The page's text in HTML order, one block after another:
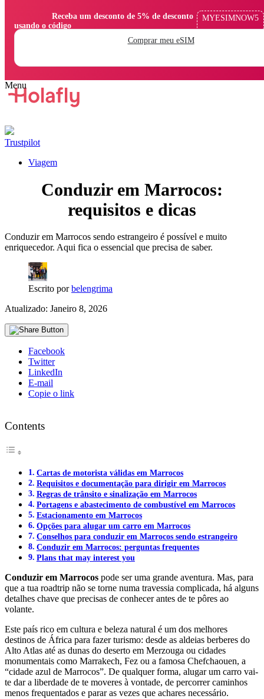
usando o código
MYESIMNOW5
Comprar meu eSIM
Trustpilot
Viagem
Conduzir em Marrocos:
requisitos e dicas
Conduzir em Marrocos sendo estrangeiro é possível e muito
enriquecedor. Aqui fica o essencial que precisa de saber.
Escrito porbelengrima
Atualizado: Janeiro 8, 2026
Facebook
Twitter
LinkedIn
E-mail
Copie o link
Contents
Cartas de motorista válidas em Marrocos
Requisitos e documentação para dirigir em Marrocos
Regras de trânsito e sinalização em Marrocos
Portagens e abastecimento de combustível em Marrocos
Estacionamento em Marrocos
Opções para alugar um carro em Marrocos
Conselhos para conduzir em Marrocos sendo estrangeiro
Conduzir em Marrocos: perguntas frequentes
Plans that may interest you
Conduzir em Marrocos pode ser uma grande aventura. Mas, para
que a tua roadtrip não se torne numa travessia complicada, há alguns
detalhes chave que precisas de conhecer antes de te pôres ao
volante.
Este país rico em cultura e beleza natural é um dos melhores
destinos de África para fazer turismo: desde as aldeias berberes do
Alto Atlas até as dunas do deserto em Merzouga ou cidades
monumentais como Marrakech, Fez ou a famosa Chefchaouen, a
“cidade azul de Marrocos”. De qualquer forma, alugar um carro vai-
te dar a liberdade de te moveres à vontade, de percorrer caminhos
menos frequentados e parar as vezes que achares necessário.